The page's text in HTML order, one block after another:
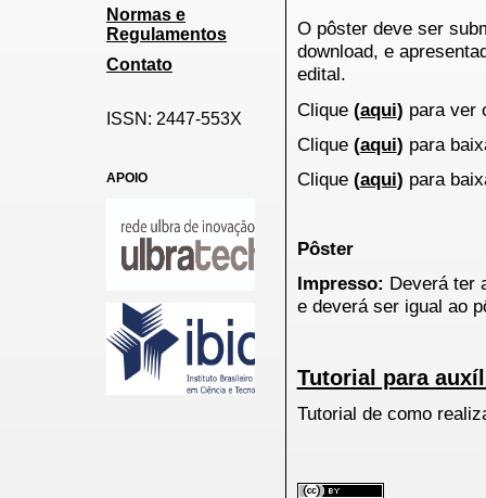
Normas e
Regulamentos
Contato
ISSN: 2447-553X
APOIO
O pôster deve ser
download, e
edital.
Clique (aqui) para ver
Clique (aqui) para
Clique (aqui) para
Pôster
Impresso: Deverá ter
e deverá ser igual ao
Tutorial para
Tutorial de como